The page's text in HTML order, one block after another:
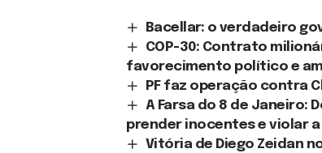
Bacellar: o verdadeiro
COP-30: Contrato
favorecimento político e
PF faz operação contra
A Farsa do 8 de Janeiro:
prender inocentes e violar
Vitória de Diego Zeidan